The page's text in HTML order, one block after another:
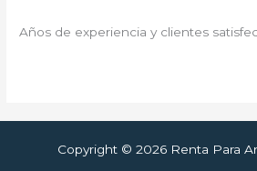
Años de experiencia y clientes
Copyright © 2026 Renta Para